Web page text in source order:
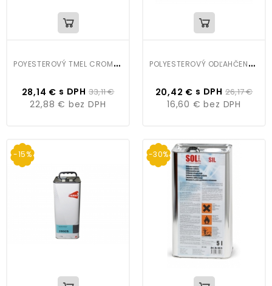
P
OYESTEROVÝ TMEL CROMAX 779R
28,14 € s DPH 33,11 €
22,88 € bez DPH
P
OLYESTEROVÝ ODĽAHČENÝ TMEL LIGHT 1,5L
20,42 € s DPH 26,17 €
16,60 € bez DPH
-15% -30%